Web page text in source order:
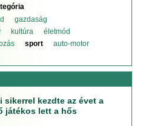
gazdaság
kultúra
életmód
sport
auto-motor
sikerrel kezdte az évet a
játékos lett a hős